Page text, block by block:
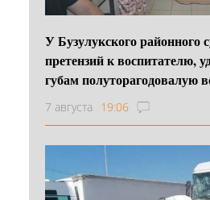
У Бузулукского районного
претензий к воспитателю,
губам полуторагодовалую
7 августа 19:06